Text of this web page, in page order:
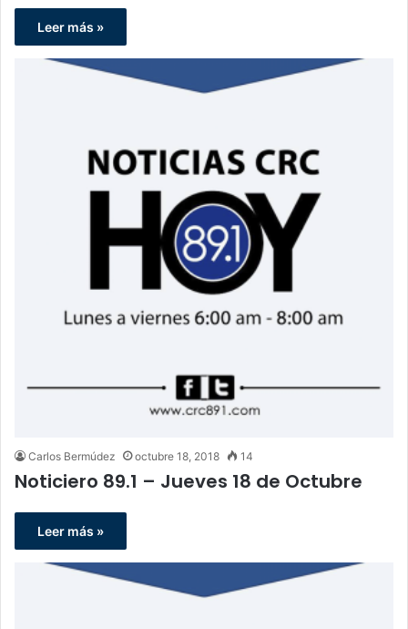
Leer más »
Carlos Bermúdez octubre 18, 2018 14
Noticiero 89.1 – Jueves 18 de Octubre
Leer más »